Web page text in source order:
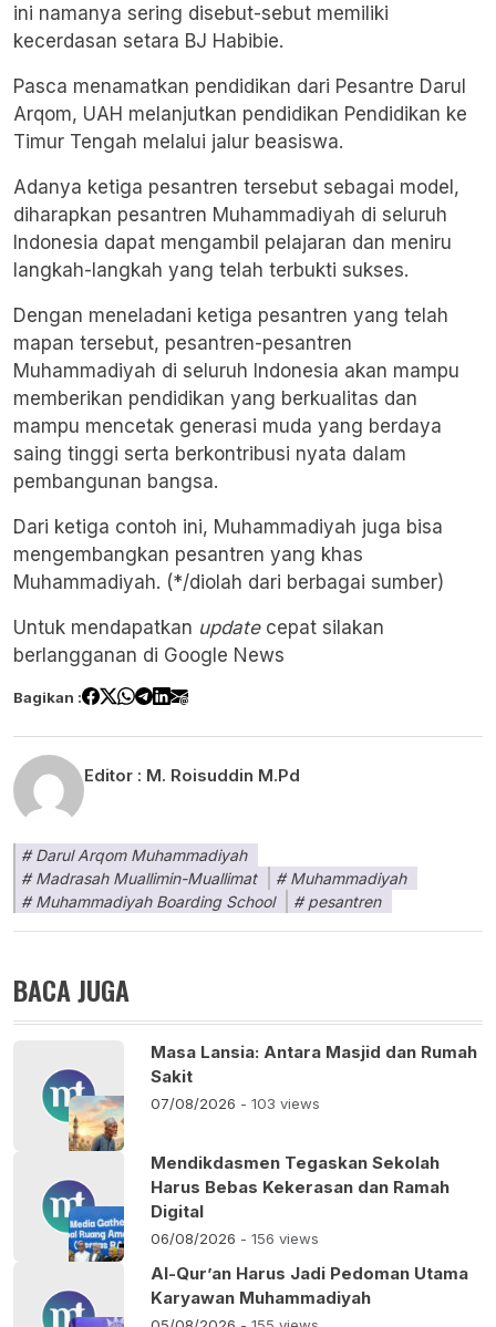
ini namanya sering disebut-sebut memiliki
kecerdasan setara BJ Habibie.
Pasca menamatkan pendidikan dari Pesantre Darul
Arqom, UAH melanjutkan pendidikan Pendidikan ke
Timur Tengah melalui jalur beasiswa.
Adanya ketiga pesantren tersebut sebagai model,
diharapkan pesantren Muhammadiyah di seluruh
Indonesia dapat mengambil pelajaran dan meniru
langkah-langkah yang telah terbukti sukses.
Dengan meneladani ketiga pesantren yang telah
mapan tersebut, pesantren-pesantren
Muhammadiyah di seluruh Indonesia akan mampu
memberikan pendidikan yang berkualitas dan
mampu mencetak generasi muda yang berdaya
saing tinggi serta berkontribusi nyata dalam
pembangunan bangsa.
Dari ketiga contoh ini, Muhammadiyah juga bisa
mengembangkan pesantren yang khas
Muhammadiyah. (*/diolah dari berbagai sumber)
Untuk mendapatkan updatecepat silakan
berlangganan di Google News
Bagikan :
Editor : M. Roisuddin M.Pd
Darul Arqom Muhammadiyah
Madrasah Muallimin-Muallimat
Muhammadiyah
Muhammadiyah Boarding School
pesantren
BACA JUGA
Masa Lansia: Antara Masjid dan Rumah
Sakit
07/08/2026 - 103 views
Mendikdasmen Tegaskan Sekolah
Harus Bebas Kekerasan dan Ramah
Digital
06/08/2026 - 156 views
Al-Qur’an Harus Jadi Pedoman Utama
Karyawan Muhammadiyah